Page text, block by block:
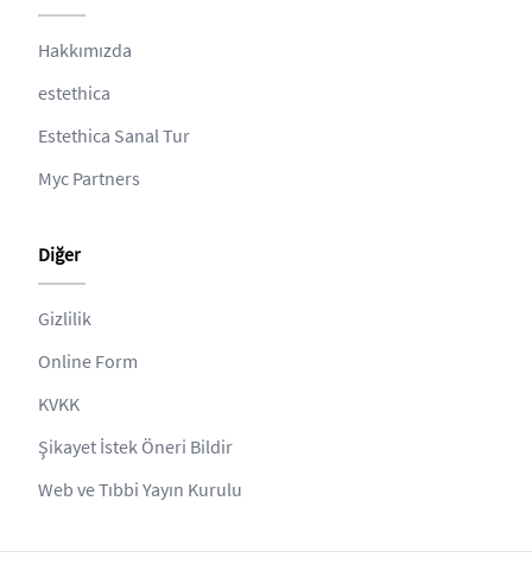
Hakkımızda
estethica
Estethica Sanal Tur
Myc Partners
Diğer
Gizlilik
Online Form
KVKK
Şikayet İstek Öneri Bildir
Web ve Tıbbi Yayın Kurulu